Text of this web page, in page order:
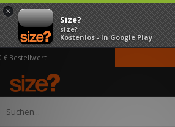
×
Size?
size?
Kostenlos - In Google Play
Bestellwert
Home Sale | PUMA PUMA Deviate Nitro